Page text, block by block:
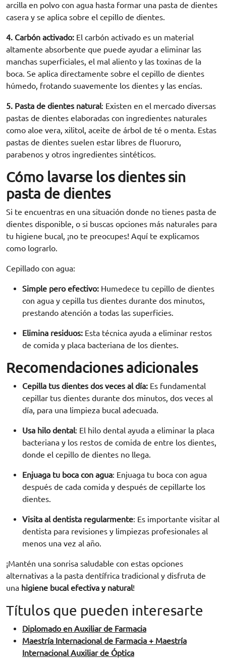
arcilla en polvo con agua hasta formar una pasta de dientes
casera y se aplica sobre el cepillo de dientes.
4. Carbón activado: El carbón activado es un material
altamente absorbente que puede ayudar a eliminar las
manchas superficiales, el mal aliento y las toxinas de la
boca. Se aplica directamente sobre el cepillo de dientes
húmedo, frotando suavemente los dientes y las encías.
5. Pasta de dientes natural: Existen en el mercado diversas
pastas de dientes elaboradas con ingredientes naturales
como aloe vera, xilitol, aceite de árbol de té o menta. Estas
pastas de dientes suelen estar libres de fluoruro,
parabenos y otros ingredientes sintéticos.
Cómo lavarse los dientes sin
pasta de dientes
Si te encuentras en una situación donde no tienes pasta de
dientes disponible, o si buscas opciones más naturales para
tu higiene bucal, ¡no te preocupes! Aquí te explicamos
como lograrlo.
Cepillado con agua:
Simple pero efectivo: Humedece tu cepillo de dientes
con agua y cepilla tus dientes durante dos minutos,
prestando atención a todas las superficies.
Elimina residuos: Esta técnica ayuda a eliminar restos
de comida y placa bacteriana de los dientes.
Recomendaciones adicionales
Cepilla tus dientes dos veces al día: Es fundamental
cepillar tus dientes durante dos minutos, dos veces al
día, para una limpieza bucal adecuada.
Usa hilo dental: El hilo dental ayuda a eliminar la placa
bacteriana y los restos de comida de entre los dientes,
donde el cepillo de dientes no llega.
Enjuaga tu boca con agua: Enjuaga tu boca con agua
después de cada comida y después de cepillarte los
dientes.
Visita al dentista regularmente: Es importante visitar al
dentista para revisiones y limpiezas profesionales al
menos una vez al año.
¡Mantén una sonrisa saludable con estas opciones
alternativas a la pasta dentífrica tradicional y disfruta de
una higiene bucal efectiva y natural!
Títulos que pueden interesarte
Diplomado en Auxiliar de Farmacia
Maestría Internacional de Farmacia + Maestría
Internacional Auxiliar de Óptica